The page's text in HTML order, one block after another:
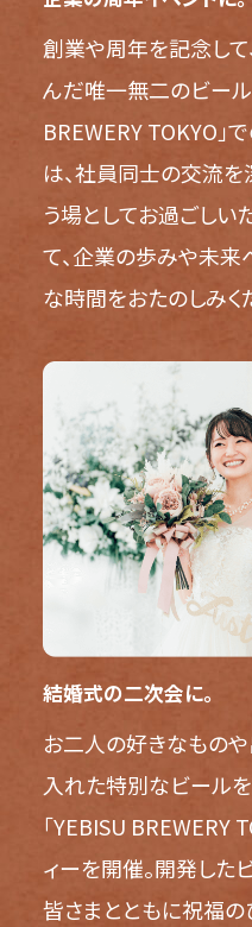
創業や周年を記念し
んだ唯一無二のビール
BREWERY TOKYO」
は、社員同士の交流
う場としてお過ごしい
て、企業の歩みや未
な時間をおたのしみく
結婚式の二次会に。
お二人の好きなもの
入れた特別なビール
「YEBISU BREWERY
ィーを開催。開発した
皆さまとともに祝福